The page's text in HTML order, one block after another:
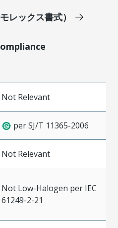
レックス書式）
Not Relevant
per SJ/T 11365-2006
Not Relevant
Not Low-Halogen per IEC
61249-2-21